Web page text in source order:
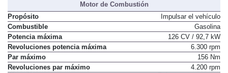
Motor de Combustión
Propósito
Impulsar el vehículo
Combustible
Gasolina
Potencia máxima
126 CV / 92,7 kW
Revoluciones potencia máxima
6.300 rpm
Par máximo
156 Nm
Revoluciones par máximo
4.200 rpm